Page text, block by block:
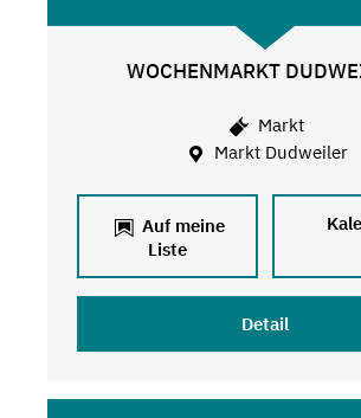
WOCHENMARKT
Markt
Markt Dudweiler
Auf meine
Liste
Detail